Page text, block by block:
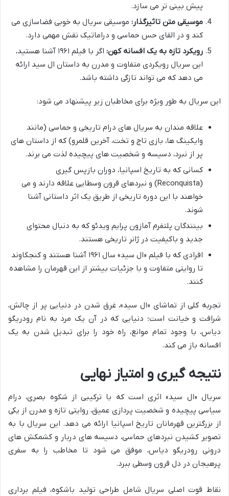
پیش بینی تر می سازد.
موسیقی متن تاثیرگذار: موسیقی سریال به خوبی فضاسازی می
کند و در القای حس حماسی و دراماتیک نقش مهمی دارد.
رویکرد تازه به یک افسانه کهن:
اگر با فیلم ۱۹۶۱ آشنا هستید،
این سریال رویکردی متفاوت و مدرن به داستان ال سید ارائه
می دهد که می تواند تازگی داشته باشد.
این سریال به طور ویژه برای مخاطبان زیر پیشنهاد می شود:
علاقه مندان به سریال های درام تاریخی و حماسی (مانند
وایکینگ ها، بازی تاج و تخت، آخرین قلمرو) که از داستان های
پر از نبرد، دسیسه و شخصیت های پیچیده لذت می برند.
کسانی که به تاریخ اسپانیا، دوران بازپس گیری
(Reconquista) و نبردهای قرون وسطایی علاقه دارند و می
خواهند با این دوره تاریخی از طریق یک اثر داستانی آشنا
شوند.
بینندگان پلتفرم آمازون پرایم ویدئو که به دنبال محتوای
جدید و باکیفیت در ژانر تاریخی هستند.
افرادی که با فیلم «ال سید» سال ۱۹۶۱ آشنا هستند و کنجکاوند
تا روایتی متفاوت و با جزئیات بیشتر از این قهرمان را مشاهده
کنند.
تجربه کلی از تماشای «ال سید»، غرق شدن در دنیایی پر از چالش،
شرافت و خیانت است؛ دنیایی که در آن یک مرد به نام رودریگو
دیاس، با وجود تمام موانع، راه خود را برای تبدیل شدن به یک
افسانه باز می کند.
نتیجه گیری و امتیاز نهایی
سریال «ال سید» اثری است که با ترکیبی از شکوه بصری، درام
سیاسی پیچیده و شخصیت پردازی عمیق، روایتی تازه و مدرن از یکی
از بزرگترین قهرمانان تاریخ اسپانیا ارائه می دهد. این سریال با به
تصویر کشیدن نبردهای حماسی، دسیسه های دربار و کشمکش های
درونی رودریگو دیاس، موفق می شود تا مخاطب را به سفری
پرهیجان در دل قرون وسطی ببرد.
نقاط قوت اصلی سریال شامل طراحی تولید باشکوه، فیلم برداری